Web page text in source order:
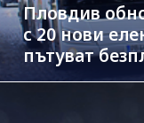
Пловдив
с 20 нови
пътуват